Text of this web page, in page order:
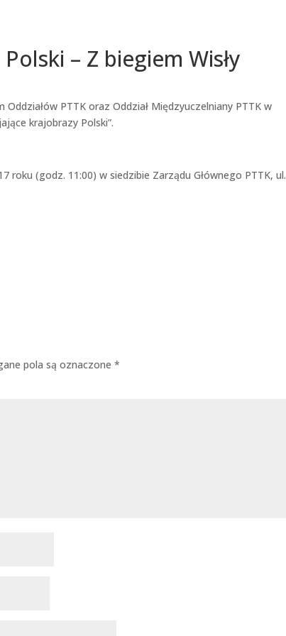
– Z biegiem Wisły
PTTK oraz Oddział Międzyuczelniany PTTK w
krajobrazy Polski”.
roku (godz. 11:00) w siedzibie Zarządu Głównego PTTK, ul.
pola są oznaczone*